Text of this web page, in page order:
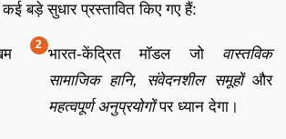
कई बड़े सुधार प्रस्तावित किए गए हैं:
भारत-केंद्रित मॉडल जो वास्तविक
सामाजिक हानि, संवेदनशील समूहोंऔर
महत्वपूर्ण अनुप्रयोगोंपर ध्यान देगा।